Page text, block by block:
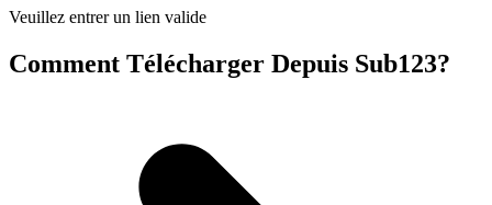
Veuillez entrer un lien valide
Comment Télécharger Depuis Sub123?